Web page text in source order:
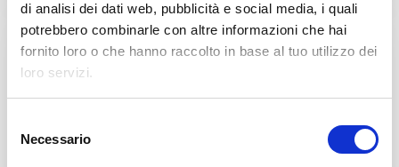
di analisi dei dati web, pubblicità e social media, i quali
potrebbero combinarle con altre informazioni che hai
fornito loro o che hanno raccolto in base al tuo utilizzo dei
loro servizi.
Necessario